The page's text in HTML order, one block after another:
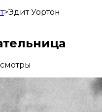
>Эдит Уортон